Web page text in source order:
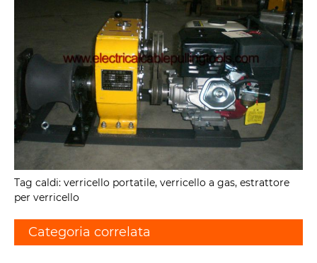
Tag caldi: verricello portatile, verricello a gas, estrattore
per verricello
Categoria correlata